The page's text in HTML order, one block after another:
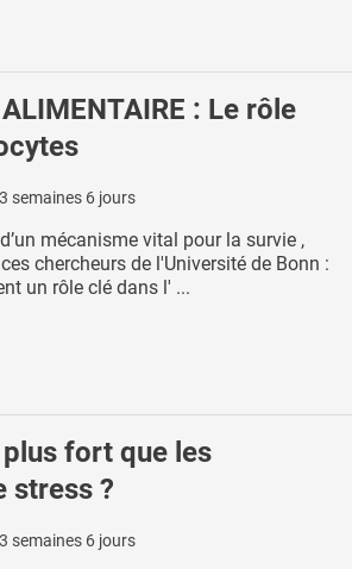
: Le rôle
3 semaines 6 jours
mécanisme vital pour la survie ,
chercheurs de l'Université de Bonn :
un rôle clé dans l' ...
plus fort que les
stress ?
3 semaines 6 jours